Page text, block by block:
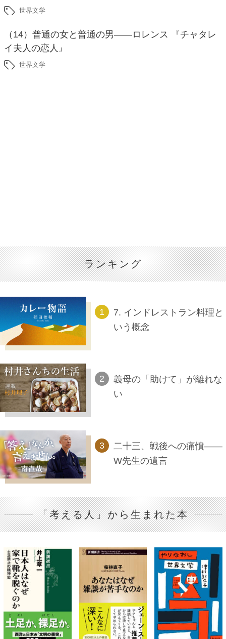
世界文学
（14）普通の女と普通の男――ロレンス 『チャタレ
イ夫人の恋人』
世界文学
ランキング
7. インドレストラン料理と
いう概念
義母の「助けて」が離れな
い
二十三、戦後への痛憤――
W先生の遺言
「考える人」から生まれた本